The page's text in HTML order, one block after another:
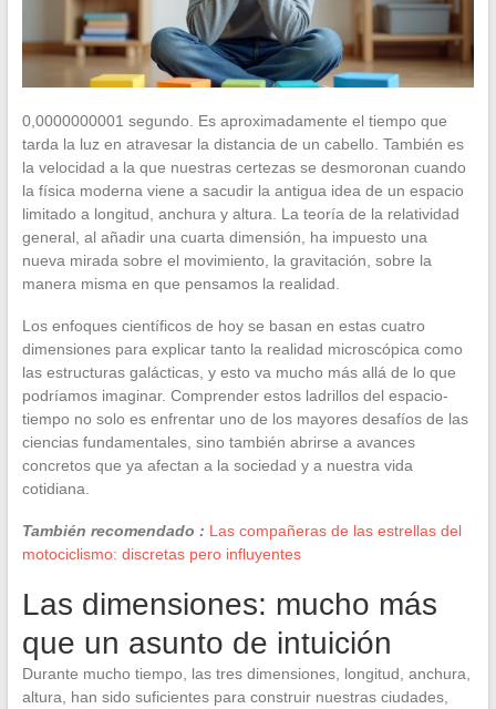
0,0000000001 segundo. Es aproximadamente el tiempo que
tarda la luz en atravesar la distancia de un cabello. También es
la velocidad a la que nuestras certezas se desmoronan cuando
la física moderna viene a sacudir la antigua idea de un espacio
limitado a longitud, anchura y altura. La teoría de la relatividad
general, al añadir una cuarta dimensión, ha impuesto una
nueva mirada sobre el movimiento, la gravitación, sobre la
manera misma en que pensamos la realidad.
Los enfoques científicos de hoy se basan en estas cuatro
dimensiones para explicar tanto la realidad microscópica como
las estructuras galácticas, y esto va mucho más allá de lo que
podríamos imaginar. Comprender estos ladrillos del espacio-
tiempo no solo es enfrentar uno de los mayores desafíos de las
ciencias fundamentales, sino también abrirse a avances
concretos que ya afectan a la sociedad y a nuestra vida
cotidiana.
También recomendado : Las compañeras de las estrellas del
motociclismo: discretas pero influyentes
Las dimensiones: mucho más
que un asunto de intuición
Durante mucho tiempo, las tres dimensiones, longitud, anchura,
altura, han sido suficientes para construir nuestras ciudades,